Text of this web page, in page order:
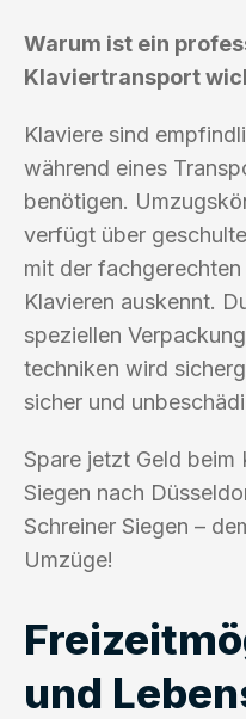
Warum ist ein
Klaviertransport
Klaviere sind
während eines
benötigen.
verfügt über
mit der
Klavieren auskennt.
speziellen
techniken wird
sicher und
Spare jetzt Geld
Siegen nach
Schreiner Siegen –
Umzüge!
und